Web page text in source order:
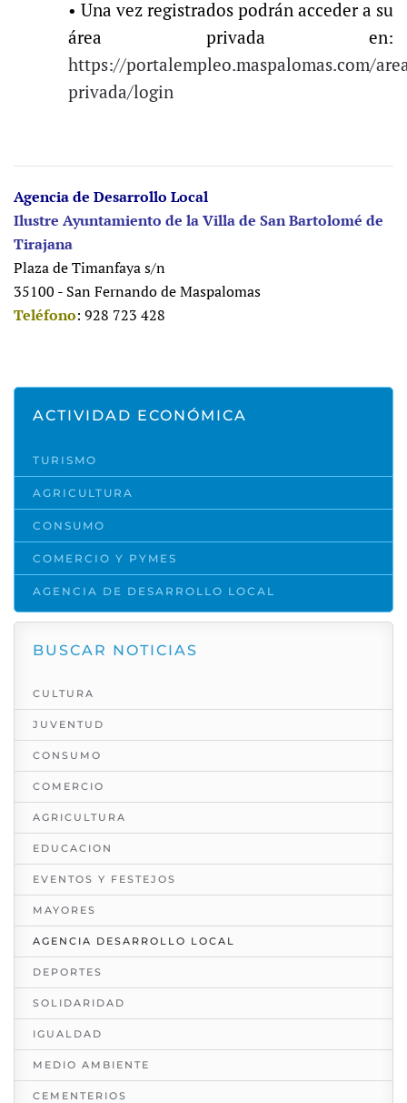
• Una vez registrados podrán acceder a su
área privada en:
https://portalempleo.maspalomas.com/
privada/login
Agencia de Desarrollo Local
Ilustre Ayuntamiento de la Villa de San Bartolomé de
Tirajana
Plaza de Timanfaya s/n
35100 - San Fernando de Maspalomas
Teléfono: 928 723 428
ACTIVIDAD ECONÓMICA
TURISMO
AGRICULTURA
CONSUMO
COMERCIO Y PYMES
AGENCIA DE DESARROLLO LOCAL
BUSCAR NOTICIAS
CULTURA
JUVENTUD
CONSUMO
COMERCIO
AGRICULTURA
EDUCACION
EVENTOS Y FESTEJOS
MAYORES
AGENCIA DESARROLLO LOCAL
DEPORTES
SOLIDARIDAD
IGUALDAD
MEDIO AMBIENTE
CEMENTERIOS